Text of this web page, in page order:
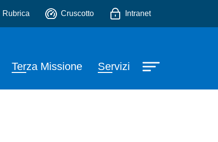
Rubrica Cruscotto Intranet
Terza Missione Servizi